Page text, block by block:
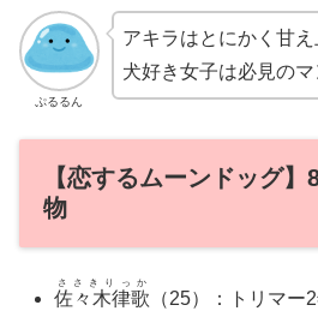
ぷるるん
アキラはとにかく甘え
犬好き女子は必見のマ
【恋するムーンドッグ
物
佐々木律歌
ささきりっか
（25）：トリマ